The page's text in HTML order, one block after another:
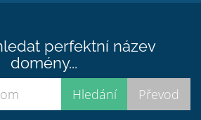
perfektní název
domény...